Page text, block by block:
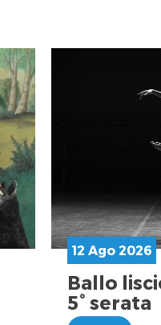
12 Ago 2026
Ballo
5° serata